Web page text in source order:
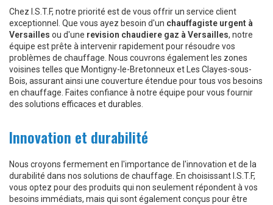
Chez I.S.T.F, notre priorité est de vous offrir un service client
exceptionnel. Que vous ayez besoin d'un chauffagiste urgent à
Versailles ou d'une revision chaudiere gaz à Versailles, notre
équipe est prête à intervenir rapidement pour résoudre vos
problèmes de chauffage. Nous couvrons également les zones
voisines telles que Montigny-le-Bretonneux et Les Clayes-sous-
Bois, assurant ainsi une couverture étendue pour tous vos besoins
en chauffage. Faites confiance à notre équipe pour vous fournir
des solutions efficaces et durables.
Innovation et durabilité
Nous croyons fermement en l'importance de l'innovation et de la
durabilité dans nos solutions de chauffage. En choisissant I.S.T.F,
vous optez pour des produits qui non seulement répondent à vos
besoins immédiats, mais qui sont également conçus pour être